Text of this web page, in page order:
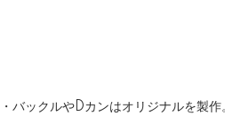
・バックルやDカンはオリジナルを製